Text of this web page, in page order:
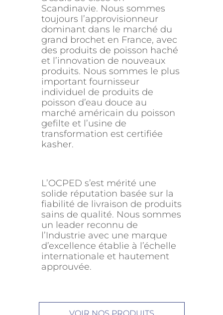
Scandinavie. Nous sommes
toujours l’approvisionneur
dominant dans le marché du
grand brochet en France, avec
des produits de poisson haché
et l’innovation de nouveaux
produits. Nous sommes le plus
important fournisseur
individuel de produits de
poisson d’eau douce au
marché américain du poisson
gefilte et l’usine de
transformation est certifiée
kasher.
L’OCPED s’est mérité une
solide réputation basée sur la
fiabilité de livraison de produits
sains de qualité. Nous sommes
un leader reconnu de
l’Industrie avec une marque
d’excellence établie à l’échelle
internationale et hautement
approuvée.